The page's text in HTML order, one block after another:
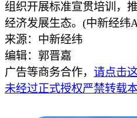
组织开展标准宣贯培训，
经济发展生态。(中新经纬
来源：中新经纬
编辑：郭晋嘉
广告等商务合作， 请点击
未经过正式授权严禁转载